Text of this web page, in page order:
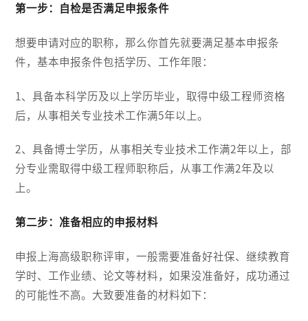
第一步：自检是否满足申报条件
想要申请对应的职称，那么你首先就要满足基本申报条
件，基本申报条件包括学历、工作年限：
1、具备本科学历及以上学历毕业，取得中级工程师资格
后，从事相关专业技术工作满5年以上。
2、具备博士学历，从事相关专业技术工作满2年以上，部
分专业需取得中级工程师职称后，从事工作满2年及以
上。
第二步：准备相应的申报材料
申报上海高级职称评审，一般需要准备好社保、继续教育
学时、工作业绩、论文等材料，如果没准备好，成功通过
的可能性不高。大致要准备的材料如下：